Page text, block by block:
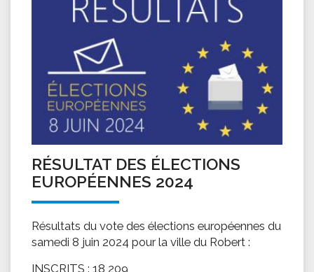
RÉSULTAT DES ÉLECTIONS
EUROPÉENNES 2024
Résultats du vote des élections européennes du
samedi 8 juin 2024 pour la ville du Robert :
INSCRITS : 18 209